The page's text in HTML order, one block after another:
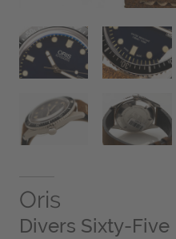
Oris
Divers Sixty-Five